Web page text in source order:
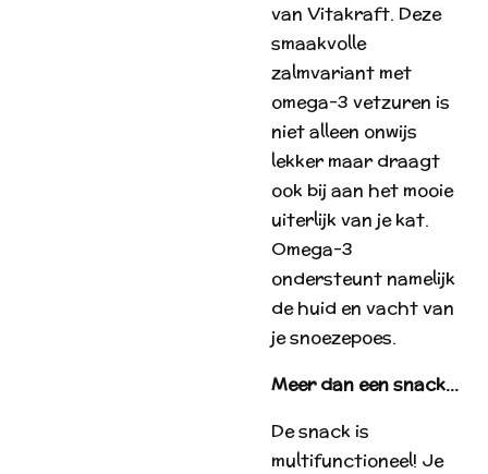
van Vitakraft. Deze
smaakvolle
zalmvariant met
omega-3 vetzuren is
niet alleen onwijs
lekker maar draagt
ook bij aan het mooie
uiterlijk van je kat.
Omega-3
ondersteunt namelijk
de huid en vacht van
je snoezepoes.
Meer dan een snack…
De snack is
multifunctioneel! Je